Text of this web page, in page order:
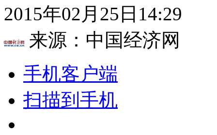
2015年02月25日14:29
来源： 中国经济网
手机客户端
扫描到手机